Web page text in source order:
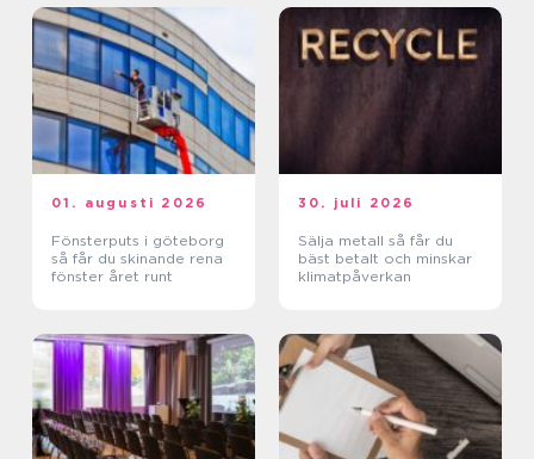
01. augusti 2026
Fönsterputs i göteborg
så får du skinande rena
fönster året runt
30. juli 2026
Sälja metall så får du
bäst betalt och minskar
klimatpåverkan